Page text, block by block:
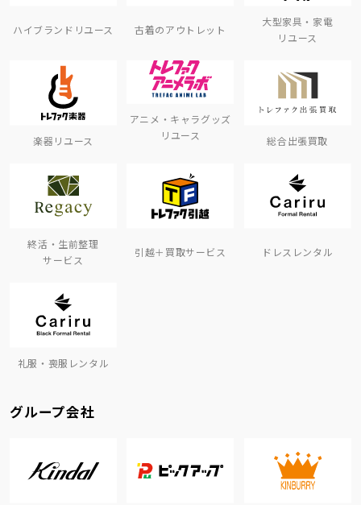
ハイブランドリユース 古着のアウトレット
大型家具・家電
リユース
楽器リユース
アニメ・キャラグッズ
リユース
総合出張買取
終活・生前整理
サービス
引越＋買取サービス ドレスレンタル
礼服・喪服レンタル
グループ会社